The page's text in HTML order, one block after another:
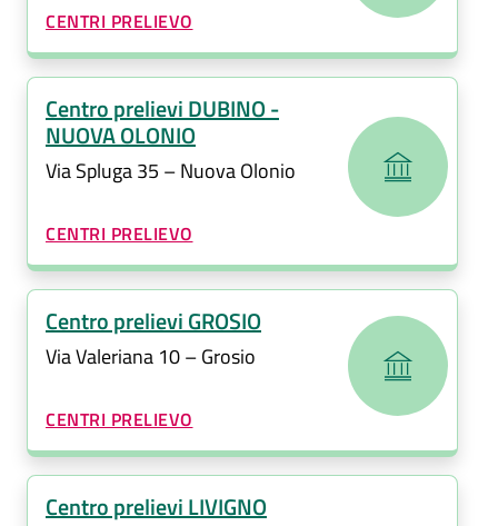
CATEGORIA CORRELATA:
CENTRI PRELIEVO
Centro prelievi DUBINO -
NUOVA OLONIO
Via Spluga 35 – Nuova Olonio
CATEGORIA CORRELATA:
CENTRI PRELIEVO
Centro prelievi GROSIO
Via Valeriana 10 – Grosio
CATEGORIA CORRELATA:
CENTRI PRELIEVO
Centro prelievi LIVIGNO